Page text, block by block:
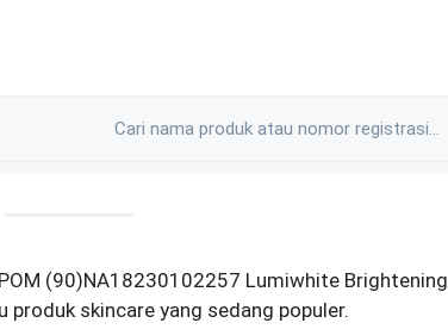
(90)NA18230102257 Lumiwhite Brightening
produk skincare yang sedang populer.